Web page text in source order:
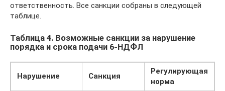
ответственность. Все санкции собраны в следующей
таблице.
Таблица 4. Возможные санкции за нарушение
порядка и срока подачи 6-НДФЛ
Нарушение Санкция
Регулирующая
норма